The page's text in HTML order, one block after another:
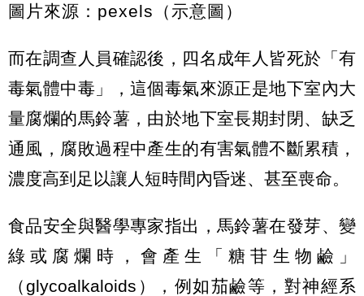
圖片來源：pexels（示意圖）
而在調查人員確認後，四名成年人皆死於「有
毒氣體中毒」，這個毒氣來源正是地下室內大
量腐爛的馬鈴薯，由於地下室長期封閉、缺乏
通風，腐敗過程中產生的有害氣體不斷累積，
濃度高到足以讓人短時間內昏迷、甚至喪命。
食品安全與醫學專家指出，馬鈴薯在發芽、變
綠或腐爛時，會產生「糖苷生物鹼」
（glycoalkaloids），例如茄鹼等，對神經系